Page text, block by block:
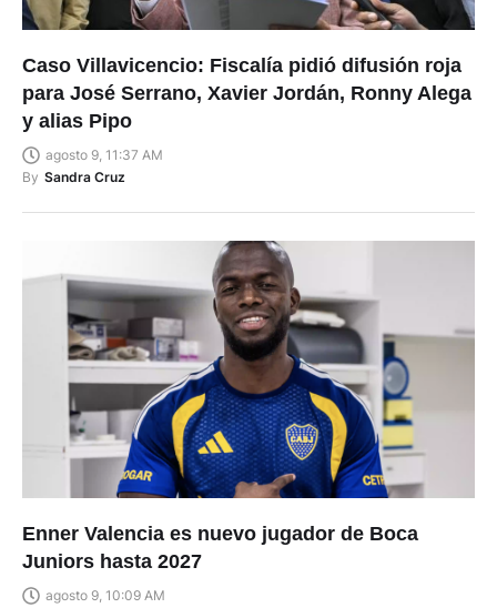
Caso Villavicencio: Fiscalía pidió difusión roja
para José Serrano, Xavier Jordán, Ronny Alega
y alias Pipo
agosto 9, 11:37 AM
By Sandra Cruz
Enner Valencia es nuevo jugador de Boca
Juniors hasta 2027
agosto 9, 10:09 AM